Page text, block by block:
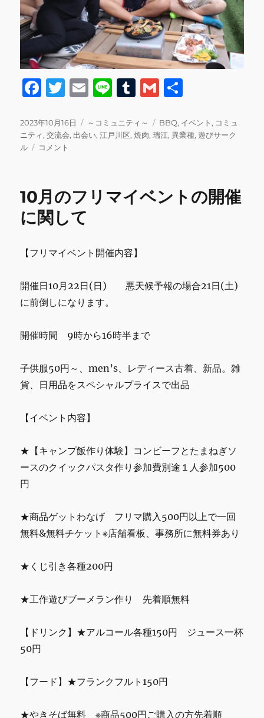
F
c
e
o
k
T
it
te
E
ai
l
Li
e
T
m
bl
G
ai
l
投
稿
日:
2023年10月16日
カ
テ
～コミュニティ～
タ
グ
BBQ, イベント , コミュ
ニティ,交流会, 出会い,江戸川区,焼肉,瑞江,異業種,遊びサーク
ル
BBQ&
会
あ
り
う
ざ
ま
た
コメント
10月のフリマイベントの開催
に関して
【フリマイベント開催内容】
開催日10月22日(日) 悪天候予報の場合21日(土)
に前倒しになります。
開催時間 9時から16時半まで
子供服50円～、men’s、レディース古着、新品。雑
貨、日用品をスペシャルプライスで出品
【イベント内容】
★【キャンプ飯作り体験】コンビーフとたまねぎソ
ースのクイックパスタ作り参加費別途１人参加500
円
★商品ゲットわなげ フリマ購入500円以上で一回
無料&無料チケット※店舗看板、事務所に無料券あり
★くじ引き各種200円
★工作遊びブーメラン作り 先着順無料
【ドリンク】★アルコール各種150円 ジュース一杯
50円
【フード】★フランクフルト150円
★やきそば無料 ※商品500円ご購入の方先着順